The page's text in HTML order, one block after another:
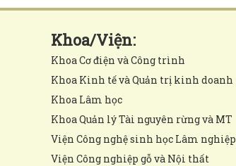
Khoa/Viện:
Khoa Cơ điện và Công trình
Khoa Kinh tế và Quản trị kinh doanh
Khoa Lâm học
Khoa Quản lý Tài nguyên rừng và MT
Viện Công nghệ sinh học Lâm nghiệp
Viện Công nghiệp gỗ và Nội thất